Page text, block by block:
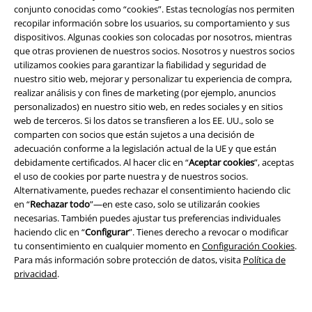
conjunto conocidas como “cookies”. Estas tecnologías nos permiten
recopilar información sobre los usuarios, su comportamiento y sus
dispositivos. Algunas cookies son colocadas por nosotros, mientras
que otras provienen de nuestros socios. Nosotros y nuestros socios
utilizamos cookies para garantizar la fiabilidad y seguridad de
nuestro sitio web, mejorar y personalizar tu experiencia de compra,
realizar análisis y con fines de marketing (por ejemplo, anuncios
personalizados) en nuestro sitio web, en redes sociales y en sitios
web de terceros. Si los datos se transfieren a los EE. UU., solo se
comparten con socios que están sujetos a una decisión de
adecuación conforme a la legislación actual de la UE y que están
debidamente certificados. Al hacer clic en “Aceptar cookies”, aceptas
el uso de cookies por parte nuestra y de nuestros socios.
Alternativamente, puedes rechazar el consentimiento haciendo clic
en “Rechazar todo”—en este caso, solo se utilizarán cookies
necesarias. También puedes ajustar tus preferencias individuales
haciendo clic en “Configurar”. Tienes derecho a revocar o modificar
tu consentimiento en cualquier momento en Configuración Cookies.
Para más información sobre protección de datos, visita Política de
privacidad.
EMP Eventos
Programa de Afiliados
Sostenibilidad
Comunidad